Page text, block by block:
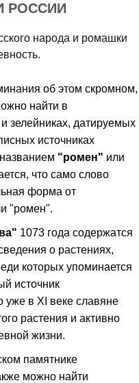
РОССИИ
народа и ромашки
об этом скромном,
найти в
зелейниках, датируемых
источниках
"ромен" или
что само слово
форма от
"ромен".
1073 года содержатся
о растениях,
которых упоминается
источник
уже в XI веке славяне
растения и активно
жизни.
памятнике
можно найти